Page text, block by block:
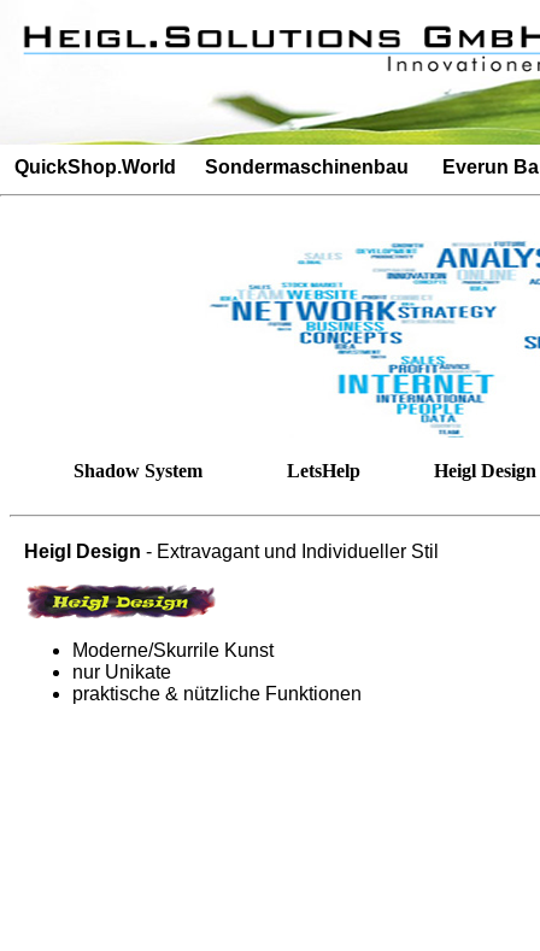
Besucherz�hler: 3039Besucherz�hler: 206
QuickShop.World Sondermaschinenbau Everun
Shadow System LetsHelp Heigl Design
Heigl Design - Extravagant und Individueller Stil
Moderne/Skurrile Kunst
nur Unikate
praktische & nützliche Funktionen